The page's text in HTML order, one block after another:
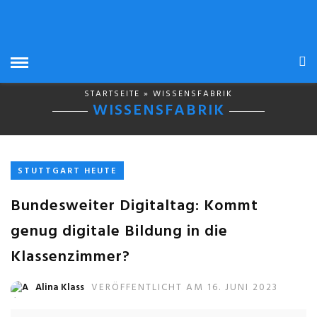
STARTSEITE » WISSENSFABRIK
WISSENSFABRIK
STUTTGART HEUTE
Bundesweiter Digitaltag: Kommt
genug digitale Bildung in die
Klassenzimmer?
Alina Klass VERÖFFENTLICHT AM 16. JUNI 2023